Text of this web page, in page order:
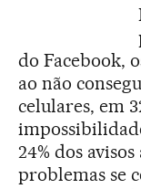
do Facebook,
ao não
celulares, em
24% dos
problemas se